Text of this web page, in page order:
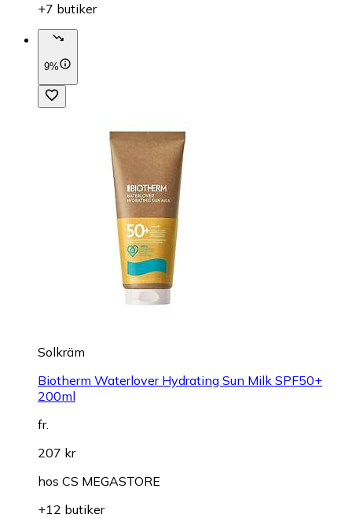
+7 butiker
9%
Solkräm
Biotherm Waterlover Hydrating Sun Milk SPF50+
200ml
fr.
207 kr
hos CS MEGASTORE
+12 butiker